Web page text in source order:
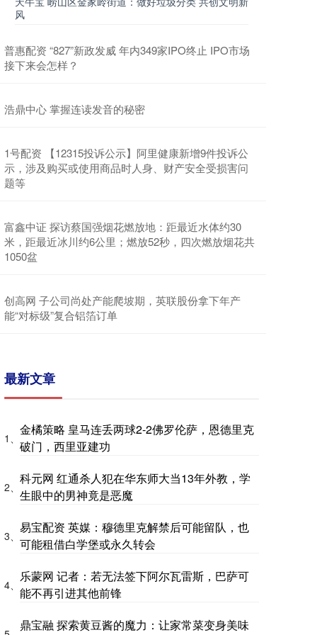
风
普惠配资 “827”新政发威 年内349家IPO终止 IPO市场
接下来会怎样？
浩鼎中心 掌握连读发音的秘密
1号配资 【12315投诉公示】阿里健康新增9件投诉公
示，涉及购买或使用商品时人身、财产安全受损害问
题等
富鑫中证 探访蔡国强烟花燃放地：距最近水体约30
米，距最近冰川约6公里；燃放52秒，四次燃放烟花共
1050盆
创高网 子公司尚处产能爬坡期，英联股份拿下年产
能“对标级”复合铝箔订单
最新文章
1、
金橘策略 皇马连丢两球2-2佛罗伦萨，恩德里克
破门，西里亚建功
2、
科元网 红通杀人犯在华东师大当13年外教，学
生眼中的男神竟是恶魔
3、
易宝配资 英媒：穆德里克解禁后可能留队，也
可能租借白学堡或永久转会
4、
乐蒙网 记者：若无法签下阿尔瓦雷斯，巴萨可
能不再引进其他前锋
鼎宝融 探索黄豆酱的魔力：让家常菜变身美味